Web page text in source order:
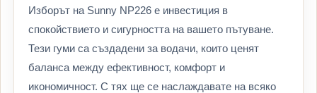
Изборът на Sunny NP226 е инвестиция в
спокойствието и сигурността на вашето пътуване.
Тези гуми са създадени за водачи, които ценят
баланса между ефективност, комфорт и
икономичност. С тях ще се наслаждавате на всяко